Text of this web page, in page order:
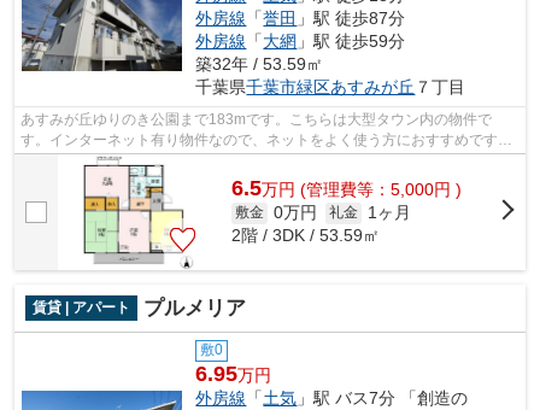
外房線 「誉田 」駅 徒歩87分
外房線 「大網 」駅 徒歩59分
築32年 / 53.59㎡
千葉県千葉市緑区あすみが丘 ７丁目
あすみが丘ゆりのき公園まで183mです。こちらは大型タウン内の物件で
す。インターネット有り物件なので、ネットをよく使う方におすすめです。
お客様のご希望をお伝え下さい。お電話043...
6.5万円 (管理費等：5,000円 )
敷金 0万円 礼金
1ヶ月
2階 / 3DK / 53.59㎡
賃貸 | アパート プルメリア
敷0
6.95万円
外房線 「土気 」駅 バス7分 「創造の